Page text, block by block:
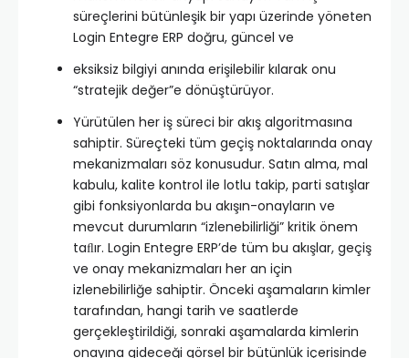
süreçlerini bütünleşik bir yapı üzerinde yöneten
Login Entegre ERP doğru, güncel ve
eksiksiz bilgiyi anında erişilebilir kılarak onu
“stratejik değer”e dönüştürüyor.
Yürütülen her iş süreci bir akış algoritmasına
sahiptir. Süreçteki tüm geçiş noktalarında onay
mekanizmaları söz konusudur. Satın alma, mal
kabulu, kalite kontrol ile lotlu takip, parti satışlar
gibi fonksiyonlarda bu akışın-onayların ve
mevcut durumların “izlenebilirliği” kritik önem
taﬂır. Login Entegre ERP’de tüm bu akışlar, geçiş
ve onay mekanizmaları her an için
izlenebilirliğe sahiptir. Önceki aşamaların kimler
tarafından, hangi tarih ve saatlerde
gerçekleştirildiği, sonraki aşamalarda kimlerin
onayına gideceği görsel bir bütünlük içerisinde